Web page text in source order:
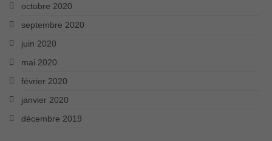
octobre 2020
septembre 2020
juin 2020
mai 2020
février 2020
janvier 2020
décembre 2019